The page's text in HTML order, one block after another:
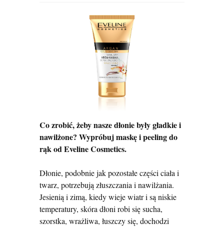
Co zrobić, żeby nasze dłonie były gładkie i
nawilżone? Wypróbuj maskę i peeling do
rąk od Eveline Cosmetics.
Dłonie, podobnie jak pozostałe części ciała i
twarz, potrzebują złuszczania i nawilżania.
Jesienią i zimą, kiedy wieje wiatr i są niskie
temperatury, skóra dłoni robi się sucha,
szorstka, wrażliwa, łuszczy się, dochodzi